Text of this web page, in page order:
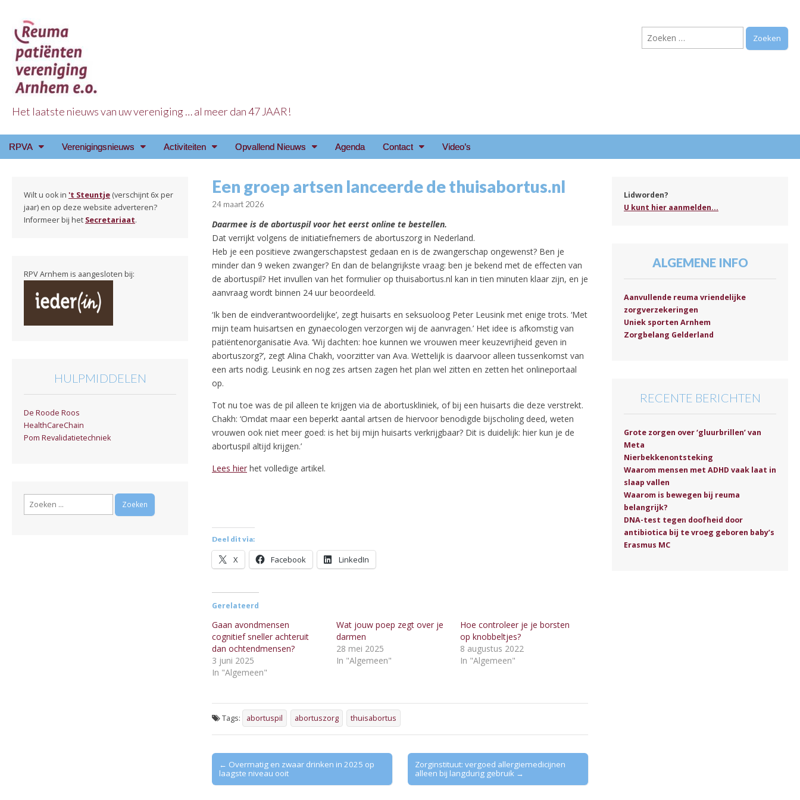
Reuma Patienten Vereniging Arnhem e.o.
Het laatste nieuws van uw vereniging … al meer dan 47 JAAR!
Zoeken
naar:
Main
Skip
RPVA Verenigingsnieuws Activiteiten Opvallend Nieuws Agenda Contact Video’s
Een groep artsen lanceerde de thuisabortus.nl
24 maart 2026
Daarmee is de abortuspil voor het eerst online te bestellen.
Dat verrijkt volgens de initiatiefnemers de abortuszorg in Nederland.
Heb je een positieve zwangerschapstest gedaan en is de zwangerschap ongewenst? Ben je
minder dan 9 weken zwanger? En dan de belangrijkste vraag: ben je bekend met de effecten van
de abortuspil? Het invullen van het formulier op thuisabortus.nl kan in tien minuten klaar zijn, en je
aanvraag wordt binnen 24 uur beoordeeld.
‘Ik ben de eindverantwoordelijke’, zegt huisarts en seksuoloog Peter Leusink met enige trots. ‘Met
mijn team huisartsen en gynaecologen verzorgen wij de aanvragen.’ Het idee is afkomstig van
patiëntenorganisatie Ava. ‘Wij dachten: hoe kunnen we vrouwen meer keuzevrijheid geven in
abortuszorg?’, zegt Alina Chakh, voorzitter van Ava. Wettelijk is daarvoor alleen tussenkomst van
een arts nodig. Leusink en nog zes artsen zagen het plan wel zitten en zetten het onlineportaal
op.
Tot nu toe was de pil alleen te krijgen via de abortuskliniek, of bij een huisarts die deze verstrekt.
Chakh: ‘Omdat maar een beperkt aantal artsen de hiervoor benodigde bijscholing deed, weten
vrouwen ook niet meer goed: is het bij mijn huisarts verkrijgbaar? Dit is duidelijk: hier kun je de
abortuspil altijd krijgen.’
Lees hier het volledige artikel.
Deel dit via:
X Facebook LinkedIn
Gerelateerd
Gaan avondmensen
cognitief sneller achteruit
dan ochtendmensen?
3 juni 2025
In "Algemeen"
Wat jouw poep zegt over je
darmen
28 mei 2025
In "Algemeen"
Hoe controleer je je borsten
op knobbeltjes?
8 augustus 2022
In "Algemeen"
Tags: abortuspil abortuszorg thuisabortus
Post
navigation
← Overmatig en zwaar drinken in 2025 op
laagste niveau ooit
Zorginstituut: vergoed allergiemedicijnen
alleen bij langdurig gebruik →
Wilt u ook in 't Steuntje (verschijnt 6x per
jaar) en op deze website adverteren?
Informeer bij het Secretariaat.
RPV Arnhem is aangesloten bij:
HULPMIDDELEN
De Roode Roos
HealthCareChain
Pom Revalidatietechniek
Zoeken
Lidworden?
U kunt hier aanmelden...
ALGEMENE INFO
Aanvullende reuma vriendelijke
zorgverzekeringen
Uniek sporten Arnhem
Zorgbelang Gelderland
RECENTE BERICHTEN
Grote zorgen over ‘gluurbrillen’ van
Meta
Nierbekkenontsteking
Waarom mensen met ADHD vaak laat in
slaap vallen
Waarom is bewegen bij reuma
belangrijk?
DNA-test tegen doofheid door
antibiotica bij te vroeg geboren baby’s
Erasmus MC